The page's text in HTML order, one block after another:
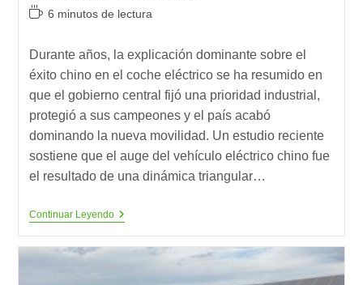
de
de
Tiempo
lectura:
6 minutos de lectura
Durante años, la explicación dominante sobre el
éxito chino en el coche eléctrico se ha resumido en
que el gobierno central fijó una prioridad industrial,
protegió a sus campeones y el país acabó
dominando la nueva movilidad. Un estudio reciente
sostiene que el auge del vehículo eléctrico chino fue
el resultado de una dinámica triangular…
Continuar Leyendo¿Cómo
Convertido